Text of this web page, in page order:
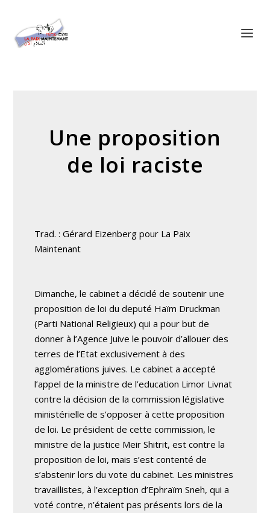
Une proposition
de loi raciste
Trad. : Gérard Eizenberg pour La Paix
Maintenant
Dimanche, le cabinet a décidé de soutenir une
proposition de loi du deputé Haïm Druckman
(Parti National Religieux) qui a pour but de
donner à l’Agence Juive le pouvoir d’allouer des
terres de l’Etat exclusivement à des
agglomérations juives. Le cabinet a accepté
l’appel de la ministre de l’education Limor Livnat
contre la décision de la commission législative
ministérielle de s’opposer à cette proposition
de loi. Le président de cette commission, le
ministre de la justice Meir Shitrit, est contre la
proposition de loi, mais s’est contenté de
s’abstenir lors du vote du cabinet. Les ministres
travaillistes, à l’exception d’Ephraïm Sneh, qui a
voté contre, n’étaient pas présents lors de la